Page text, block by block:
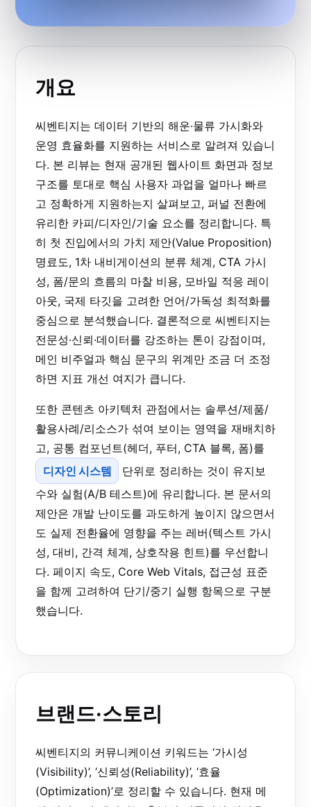
개요
씨벤티지는 데이터 기반의 해운·물류 가시화와
운영 효율화를 지원하는 서비스로 알려져 있습니
다. 본 리뷰는 현재 공개된 웹사이트 화면과 정보
구조를 토대로 핵심 사용자 과업을 얼마나 빠르
고 정확하게 지원하는지 살펴보고, 퍼널 전환에
유리한 카피/디자인/기술 요소를 정리합니다. 특
히 첫 진입에서의 가치 제안(Value Proposition)
명료도, 1차 내비게이션의 분류 체계, CTA 가시
성, 폼/문의 흐름의 마찰 비용, 모바일 적응 레이
아웃, 국제 타깃을 고려한 언어/가독성 최적화를
중심으로 분석했습니다. 결론적으로 씨벤티지는
전문성·신뢰·데이터를 강조하는 톤이 강점이며,
메인 비주얼과 핵심 문구의 위계만 조금 더 조정
하면 지표 개선 여지가 큽니다.
또한 콘텐츠 아키텍처 관점에서는 솔루션/제품/
활용사례/리소스가 섞여 보이는 영역을 재배치하
고, 공통 컴포넌트(헤더, 푸터, CTA 블록, 폼)를
디자인 시스템
단위로 정리하는 것이 유지보
수와 실험(A/B 테스트)에 유리합니다. 본 문서의
제안은 개발 난이도를 과도하게 높이지 않으면서
도 실제 전환율에 영향을 주는 레버(텍스트 가시
성, 대비, 간격 체계, 상호작용 힌트)를 우선합니
다. 페이지 속도, Core Web Vitals, 접근성 표준
을 함께 고려하여 단기/중기 실행 항목으로 구분
했습니다.
브랜드·스토리
씨벤티지의 커뮤니케이션 키워드는 ‘가시성
(Visibility)’, ‘신뢰성(Reliability)’, ‘효율
(Optimization)’로 정리할 수 있습니다. 현재 메